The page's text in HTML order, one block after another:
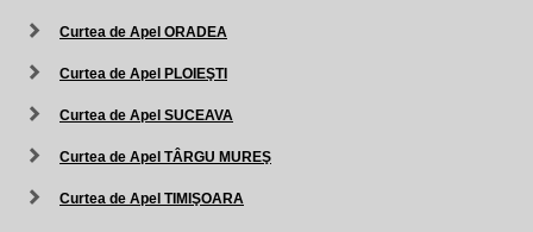
Curtea de Apel ORADEA
Curtea de Apel PLOIEŞTI
Curtea de Apel SUCEAVA
Curtea de Apel TÂRGU MUREŞ
Curtea de Apel TIMIŞOARA